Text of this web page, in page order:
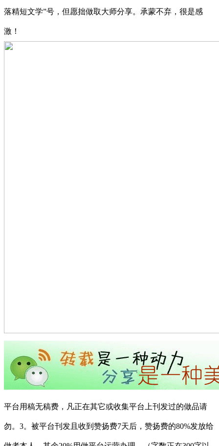
落精短文学”号，但愿拙做取大师分享。承蒙不弃，很是感
激！
平台用稿无稿费，凡正在其它或收集平台上刊发过的做品请
勿。3。被平台刊发且收到赞扬费7天后，赞扬费的80%发放给